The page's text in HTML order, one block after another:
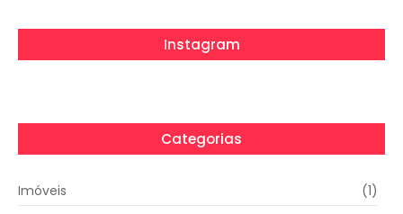
Instagram
Categorias
Imóveis
(1)